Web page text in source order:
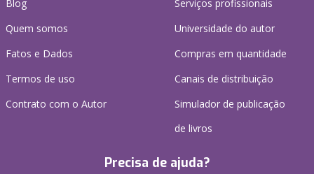
Blog
Quem somos
Fatos e Dados
Termos de uso
Contrato com o Autor
Serviços profissionais
Universidade do autor
Compras em quantidade
Canais de distribuição
Simulador de publicação
de livros
Precisa de ajuda?